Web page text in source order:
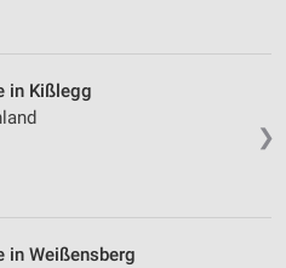
❯
in Kißlegg
in Weißensberg